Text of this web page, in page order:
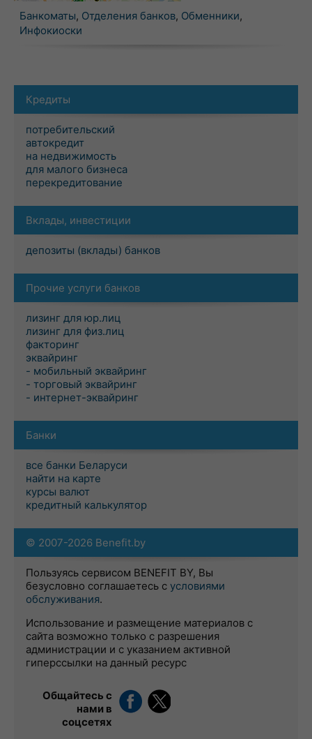
Банкоматы, Отделения банков, Обменники,
Инфокиоски
Кредиты
потребительский
автокредит
на недвижимость
для малого бизнеса
перекредитование
Вклады, инвестиции
депозиты (вклады) банков
Прочие услуги банков
лизинг для юр.лиц
лизинг для физ.лиц
факторинг
эквайринг
- мобильный эквайринг
- торговый эквайринг
- интернет-эквайринг
Банки
все банки Беларуси
найти на карте
курсы валют
кредитный калькулятор
© 2007-2026 Benefit.by
Пользуясь сервисом BENEFIT BY, Вы
безусловно соглашаетесь с условиями
обслуживания.
Использование и размещение материалов с
сайта возможно только с разрешения
администрации и с указанием активной
гиперссылки на данный ресурс
Общайтесь с
нами в
соцсетях